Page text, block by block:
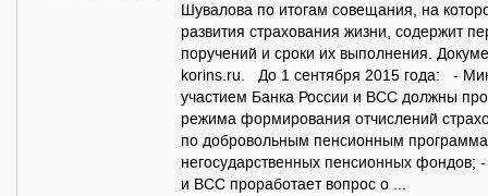
Шувалова по итогам совещания, на
развития страхования жизни, содержит
поручений и сроки их выполнения.
korins.ru. До 1 сентября 2015 года: -
участием Банка России и ВСС должны
режима формирования отчислений
по добровольным пенсионным
негосударственных пенсионных
и ВСС проработает вопрос о ...